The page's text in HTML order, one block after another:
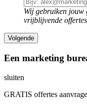
Wij gebruiken jouw
vrijblijvende
Een marketing
sluiten
GRATIS offertes